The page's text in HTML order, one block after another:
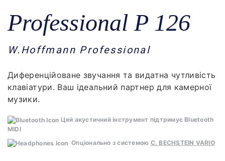
Professional P 126
W.Hoffmann Professional
Диференційоване звучання та видатна чутливість
клавіатури. Ваш ідеальний партнер для камерної
музики.
Цей акустичний інструмент підтримує Bluetooth
MIDI
Опціонально з системою C. BECHSTEIN VARIO